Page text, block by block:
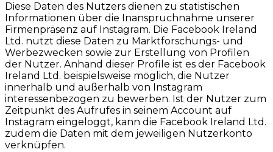
Diese Daten des Nutzers dienen zu statistischen
Informationen über die Inanspruchnahme unserer
Firmenpräsenz auf Instagram. Die Facebook Ireland
Ltd. nutzt diese Daten zu Marktforschungs- und
Werbezwecken sowie zur Erstellung von Profilen
der Nutzer. Anhand dieser Profile ist es der Facebook
Ireland Ltd. beispielsweise möglich, die Nutzer
innerhalb und außerhalb von Instagram
interessenbezogen zu bewerben. Ist der Nutzer zum
Zeitpunkt des Aufrufes in seinem Account auf
Instagram eingeloggt, kann die Facebook Ireland Ltd.
zudem die Daten mit dem jeweiligen Nutzerkonto
verknüpfen.